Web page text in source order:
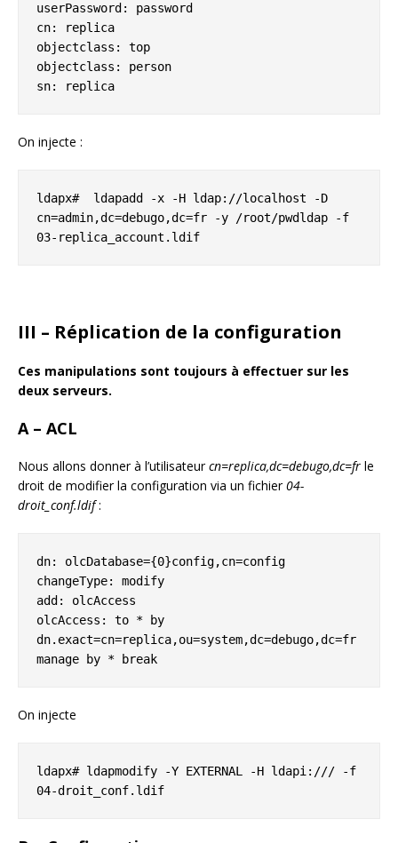
userPassword: password
cn: replica
objectclass: top
objectclass: person
sn: replica
On injecte :
ldapx#  ldapadd -x -H ldap://localhost -D
cn=admin,dc=debugo,dc=fr -y /root/pwdldap -f
03-replica_account.ldif
III – Réplication de la configuration
Ces manipulations sont toujours à effectuer sur les
deux serveurs.
A – ACL
Nous allons donner à l’utilisateurcn=replica,dc=debugo,dc=fr le
droit de modifier la configuration via un fichier04-
droit_conf.ldif:
dn: olcDatabase={0}config,cn=config
changeType: modify
add: olcAccess
olcAccess: to * by
dn.exact=cn=replica,ou=system,dc=debugo,dc=fr
manage by * break
On injecte
ldapx# ldapmodify -Y EXTERNAL -H ldapi:/// -f
04-droit_conf.ldif